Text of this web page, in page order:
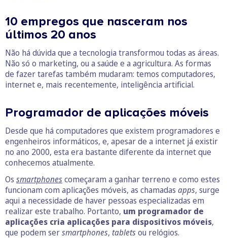
10 empregos que nasceram nos
últimos 20 anos
Não há dúvida que a tecnologia transformou todas as áreas.
Não só o marketing, ou a saúde e a agricultura. As formas
de fazer tarefas também mudaram: temos computadores,
internet e, mais recentemente, inteligência artificial.
Programador de aplicações móveis
Desde que há computadores que existem programadores e
engenheiros informáticos, e, apesar de a internet já existir
no ano 2000, esta era bastante diferente da internet que
conhecemos atualmente.
Os smartphonescomeçaram a ganhar terreno e como estes
funcionam com aplicações móveis, as chamadas apps, surge
aqui a necessidade de haver pessoas especializadas em
realizar este trabalho. Portanto, um programador de
aplicações cria aplicações para dispositivos móveis,
que podem sersmartphones, tabletsou relógios.